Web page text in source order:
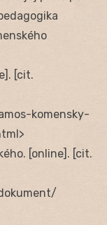
[cit.
komensky-
[online]. [cit.